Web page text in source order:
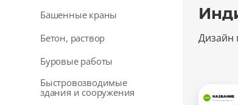
Башенные краны
Бетон, раствор
Буровые работы
Быстровозводимые
здания и сооружения
Дизайн